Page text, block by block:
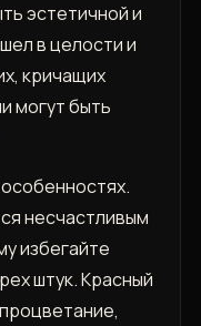
эстетичной и
в целости и
кричащих
могут быть
несчастливым
избегайте
штук. Красный